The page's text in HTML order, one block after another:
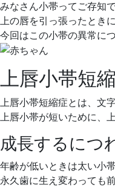
みなさん小帯ってご存知
上の唇を引っ張ったとき
今回はこの小帯の異常に
上唇小帯短
上唇小帯短縮症とは、文
上唇小帯が短いために、
成長するにつ
年齢が低いときは太い小
永久歯に生え変わっても